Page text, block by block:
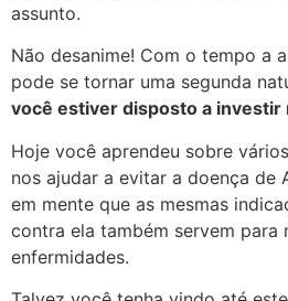
assunto.
Não desanime! Com o tempo a
pode se tornar uma segunda
você estiver disposto a investir
Hoje você aprendeu sobre
nos ajudar a evitar a doença de
em mente que as mesmas
contra ela também servem para
enfermidades.